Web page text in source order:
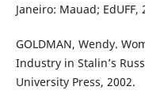
Janeiro: Mauad; EdUFF,
GOLDMAN, Wendy.
Industry in Stalin’s
University Press, 2002.